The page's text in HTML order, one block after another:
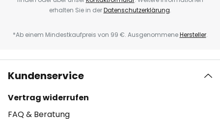
erhalten Sie in derDatenschutzerklärung.
*Ab einem Mindestkaufpreis von 99 €. AusgenommeneHersteller.
Kundenservice
Vertrag widerrufen
FAQ & Beratung